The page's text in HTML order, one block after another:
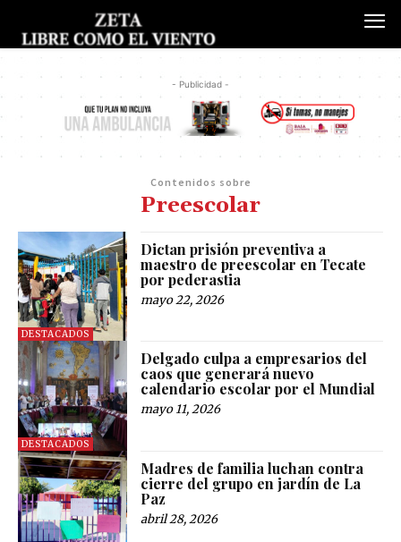
- Publicidad -
Contenidos sobre
Preescolar
DESTACADOS
Dictan prisión preventiva a
maestro de preescolar en Tecate
por pederastia
mayo 22, 2026
DESTACADOS
Delgado culpa a empresarios del
caos que generará nuevo
calendario escolar por el Mundial
mayo 11, 2026
Madres de familia luchan contra
cierre del grupo en jardín de La
Paz
abril 28, 2026